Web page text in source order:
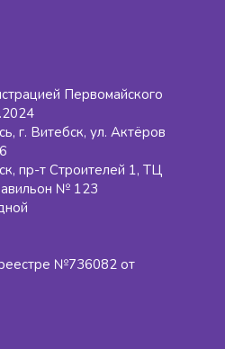
Первомайского
г. Витебск, ул. Актёров
пр-т Строителей 1, ТЦ
№ 123
№736082 от